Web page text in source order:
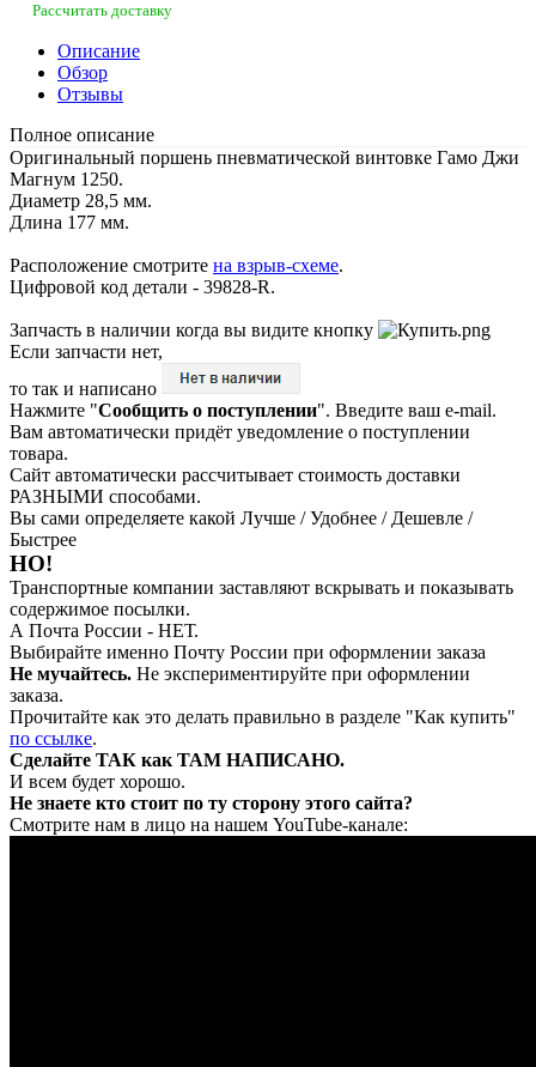
Рассчитать доставку
Описание
Обзор
Отзывы
Полное описание
Оригинальный поршень пневматической винтовке Гамо Джи
Магнум 1250.
Диаметр 28,5 мм.
Длина 177 мм.
Расположение смотрите на взрыв-схеме.
Цифровой код детали - 39828-R.
Запчасть в наличии когда вы видите кнопку
Если запчасти нет,
то так и написано
Нажмите "Сообщить о поступлении". Введите ваш e-mail.
Вам автоматически придёт уведомление о поступлении
товара.
Сайт автоматически рассчитывает стоимость доставки
РАЗНЫМИ способами.
Вы сами определяете какой Лучше / Удобнее / Дешевле /
Быстрее
НО!
Транспортные компании заставляют вскрывать и показывать
содержимое посылки.
А Почта России - НЕТ.
Выбирайте именно Почту России при оформлении заказа
Не мучайтесь. Не экспериментируйте при оформлении
заказа.
Прочитайте как это делать правильно в разделе "Как купить"
по ссылке.
Сделайте ТАК как ТАМ НАПИСАНО.
И всем будет хорошо.
Не знаете кто стоит по ту сторону этого сайта?
Смотрите нам в лицо на нашем YouTube-канале: